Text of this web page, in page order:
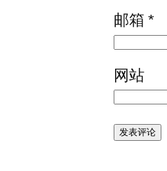
邮箱*
网站